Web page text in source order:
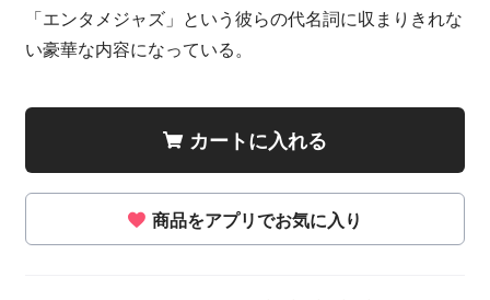
「エンタメジャズ」という彼らの代名詞に収まりきれな
い豪華な内容になっている。
カートに入れる
商品をアプリでお気に入り